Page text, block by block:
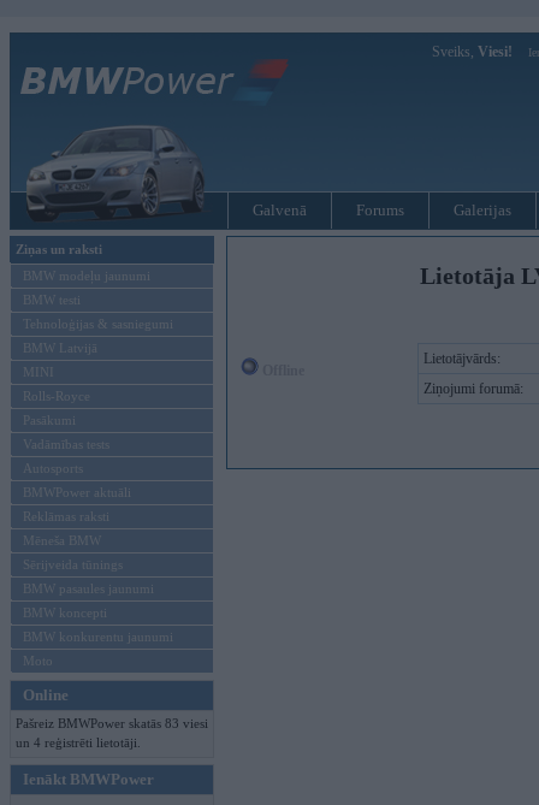
Sveiks, Viesi!
Galvenā Forums Galerijas
Ziņas un raksti
BMW modeļu jaunumi
BMW testi
Tehnoloģijas & sasniegumi
BMW Latvijā
MINI
Rolls-Royce
Pasākumi
Vadāmības tests
Autosports
BMWPower aktuāli
Reklāmas raksti
Mēneša BMW
Sērijveida tūnings
BMW pasaules jaunumi
BMW koncepti
BMW konkurentu jaunumi
Moto
Online
Pašreiz BMWPower skatās 83 viesi
un 4 reģistrēti lietotāji.
Ienākt BMWPower
Lietotāja
Lietotājvārds:
Ziņojumi forumā: